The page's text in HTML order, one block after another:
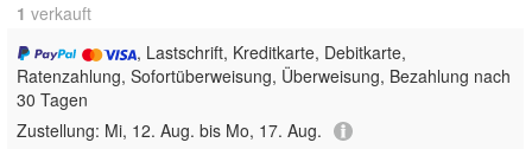
1 verkauft
, Lastschrift, Kreditkarte, Debitkarte,
Ratenzahlung, Sofortüberweisung, Überweisung, Bezahlung nach
30 Tagen
Zustellung: Mi, 12. Aug. bis Mo, 17. Aug.